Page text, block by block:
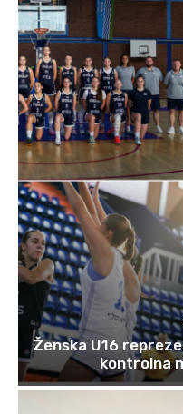
Ženska U16
kontrolna